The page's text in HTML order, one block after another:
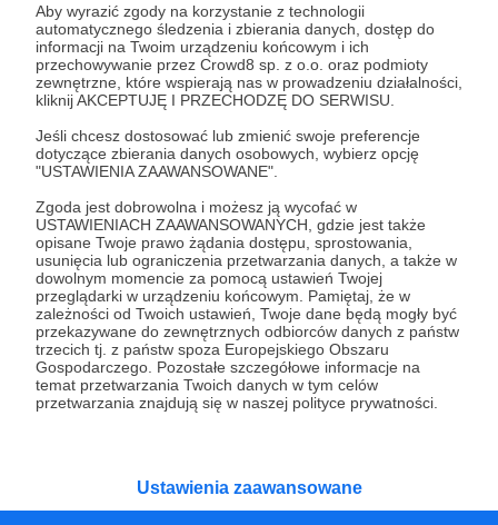
Aby wyrazić zgody na korzystanie z technologii
automatycznego śledzenia i zbierania danych, dostęp do
informacji na Twoim urządzeniu końcowym i ich
przechowywanie przez Crowd8 sp. z o.o. oraz podmioty
zewnętrzne, które wspierają nas w prowadzeniu działalności,
kliknij AKCEPTUJĘ I PRZECHODZĘ DO SERWISU.
Jeśli chcesz dostosować lub zmienić swoje preferencje
dotyczące zbierania danych osobowych, wybierz opcję
"USTAWIENIA ZAAWANSOWANE".
Zgoda jest dobrowolna i możesz ją wycofać w
USTAWIENIACH ZAAWANSOWANYCH, gdzie jest także
opisane Twoje prawo żądania dostępu, sprostowania,
usunięcia lub ograniczenia przetwarzania danych, a także w
dowolnym momencie za pomocą ustawień Twojej
przeglądarki w urządzeniu końcowym. Pamiętaj, że w
zależności od Twoich ustawień, Twoje dane będą mogły być
przekazywane do zewnętrznych odbiorców danych z państw
trzecich tj. z państw spoza Europejskiego Obszaru
Gospodarczego. Pozostałe szczegółowe informacje na
temat przetwarzania Twoich danych w tym celów
przetwarzania znajdują się w naszej polityce prywatności.
Ustawienia zaawansowane
Czy na pewno chcesz kontynuować?
Tak, przejdź do strony
Pozostań na Patronite
Kategorie
O Patronite
Dodatkowe produkty
Pomoc